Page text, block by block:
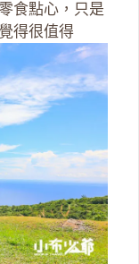
食點心，只是
得很值得